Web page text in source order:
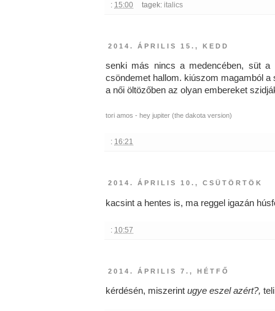
: 15:00 tagek: italics
2014. ÁPRILIS 15., KEDD
senki más nincs a medencében, süt
csöndemet hallom. kiúszom magamból a
a női öltözőben az olyan embereket
tori amos - hey jupiter (the dakota version)
: 16:21
2014. ÁPRILIS 10., CSÜTÖRTÖK
kacsint a hentes is, ma reggel igazán
: 10:57
2014. ÁPRILIS 7., HÉTFŐ
kérdésén, miszerint ugye eszel azért?,